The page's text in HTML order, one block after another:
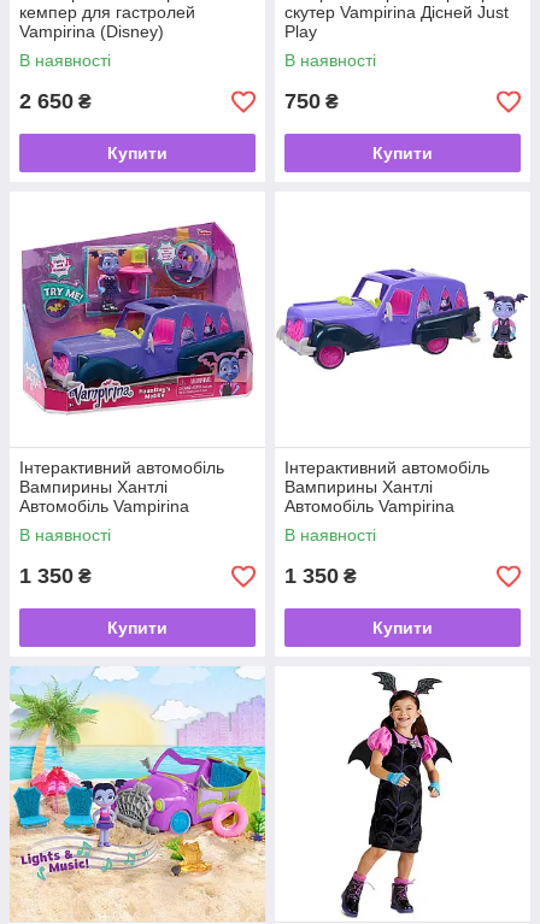
кемпер для гастролей
Vampirina (Disney)
В наявності
2 650 ₴
Купити
скутер Vampirina Дісней Just
Play
В наявності
750 ₴
Купити
Інтерактивний автомобіль
Вампирины Хантлі
Автомобіль Vampirina
(Disney)
В наявності
1 350 ₴
Купити
Інтерактивний автомобіль
Вампирины Хантлі
Автомобіль Vampirina
(Disney)
В наявності
1 350 ₴
Купити